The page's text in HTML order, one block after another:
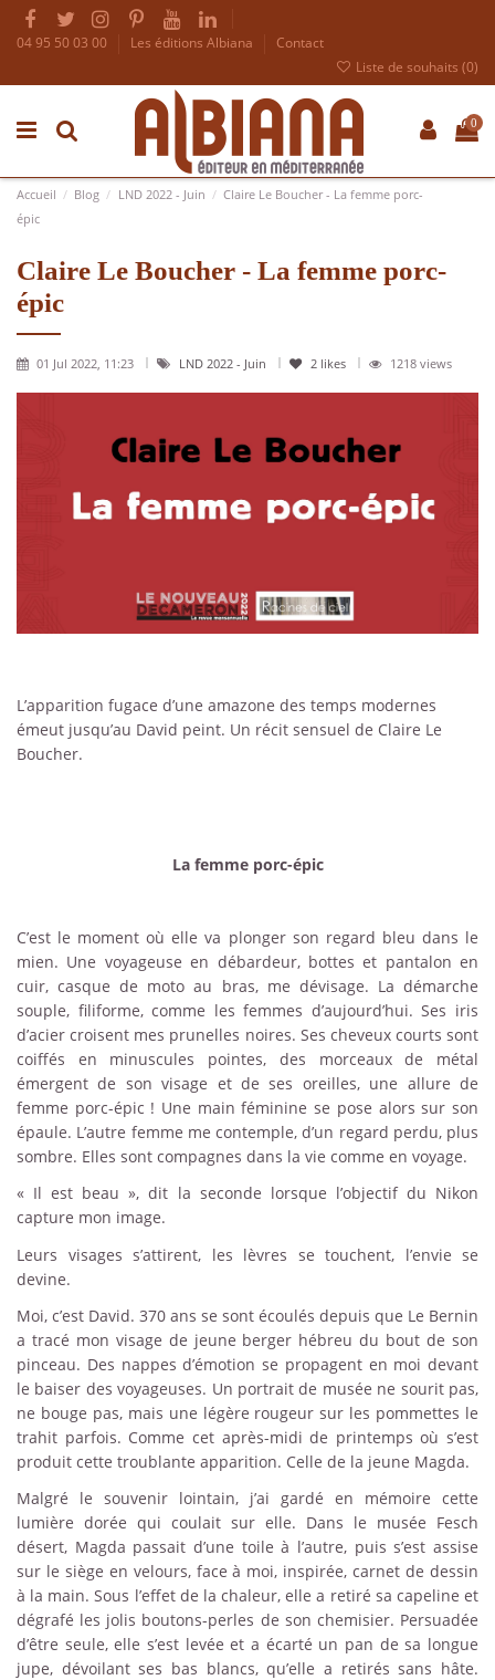
04 95 50 03 00 Les éditions Albiana
Contact
Liste de souhaits (0)
0
Accueil Blog LND 2022 - Juin
Claire Le Boucher - La femme porc-
épic
Claire Le Boucher - La femme porc-
épic
01 Jul 2022, 11:23 LND 2022 - Juin 2 likes 1218 views
L’apparition fugace d’une amazone des temps modernes
émeut jusqu’au David peint. Un récit sensuel de Claire Le
Boucher.
La femme porc-épic
C’est le moment où elle va plonger son regard bleu dans le
mien. Une voyageuse en débardeur, bottes et pantalon en
cuir, casque de moto au bras, me dévisage. La démarche
souple, filiforme, comme les femmes d’aujourd’hui. Ses iris
d’acier croisent mes prunelles noires. Ses cheveux courts sont
coiffés en minuscules pointes, des morceaux de métal
émergent de son visage et de ses oreilles, une allure de
femme porc-épic ! Une main féminine se pose alors sur son
épaule. L’autre femme me contemple, d’un regard perdu, plus
sombre. Elles sont compagnes dans la vie comme en voyage.
« Il est beau », dit la seconde lorsque l’objectif du Nikon
capture mon image.
Leurs visages s’attirent, les lèvres se touchent, l’envie se
devine.
Moi, c’est David. 370 ans se sont écoulés depuis que Le Bernin
a tracé mon visage de jeune berger hébreu du bout de son
pinceau. Des nappes d’émotion se propagent en moi devant
le baiser des voyageuses. Un portrait de musée ne sourit pas,
ne bouge pas, mais une légère rougeur sur les pommettes le
trahit parfois. Comme cet après-midi de printemps où s’est
produit cette troublante apparition. Celle de la jeune Magda.
Malgré le souvenir lointain, j’ai gardé en mémoire cette
lumière dorée qui coulait sur elle. Dans le musée Fesch
désert, Magda passait d’une toile à l’autre, puis s’est assise
sur le siège en velours, face à moi, inspirée, carnet de dessin
à la main. Sous l’effet de la chaleur, elle a retiré sa capeline et
dégrafé les jolis boutons-perles de son chemisier. Persuadée
d’être seule, elle s’est levée et a écarté un pan de sa longue
jupe, dévoilant ses bas blancs, qu’elle a retirés sans hâte.